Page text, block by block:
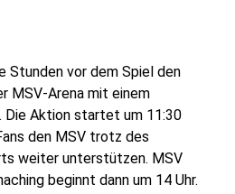
Stunden vor dem Spiel den
MSV-Arena mit einem
Die Aktion startet um 11:30
den MSV trotz des
weiter unterstützen. MSV
beginnt dann um 14 Uhr.